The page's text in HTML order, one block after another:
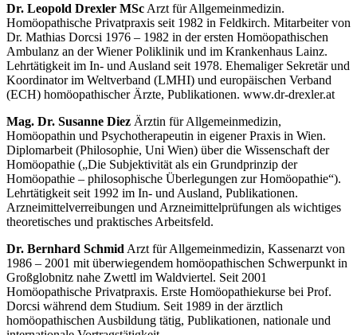
Dr. Leopold Drexler MSc Arzt für Allgemeinmedizin.
Homöopathische Privatpraxis seit 1982 in Feldkirch. Mitarbeiter von
Dr. Mathias Dorcsi 1976 – 1982 in der ersten Homöopathischen
Ambulanz an der Wiener Poliklinik und im Krankenhaus Lainz.
Lehrtätigkeit im In- und Ausland seit 1978. Ehemaliger Sekretär und
Koordinator im Weltverband (LMHI) und europäischen Verband
(ECH) homöopathischer Ärzte, Publikationen. www.dr-drexler.at
Mag. Dr. Susanne Diez Ärztin für Allgemeinmedizin,
Homöopathin und Psychotherapeutin in eigener Praxis in Wien.
Diplomarbeit (Philosophie, Uni Wien) über die Wissenschaft der
Homöopathie („Die Subjektivität als ein Grundprinzip der
Homöopathie – philosophische Überlegungen zur Homöopathie“).
Lehrtätigkeit seit 1992 im In- und Ausland, Publikationen.
Arzneimittelverreibungen und Arzneimittelprüfungen als wichtiges
theoretisches und praktisches Arbeitsfeld.
Dr. Bernhard Schmid Arzt für Allgemeinmedizin, Kassenarzt von
1986 – 2001 mit überwiegendem homöopathischen Schwerpunkt in
Großglobnitz nahe Zwettl im Waldviertel. Seit 2001
Homöopathische Privatpraxis. Erste Homöopathiekurse bei Prof.
Dorcsi während dem Studium. Seit 1989 in der ärztlich
homöopathischen Ausbildung tätig, Publikationen, nationale und